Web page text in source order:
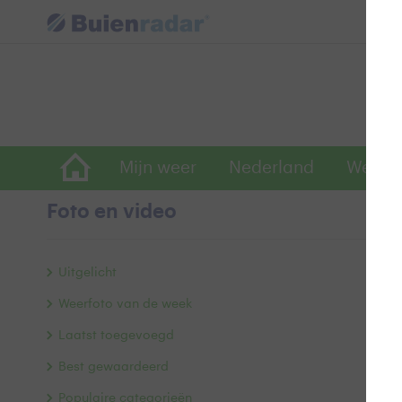
Mijn weer Nederland
Foto en video
Uitgelicht
Weerfoto van de week
Laatst toegevoegd
Best gewaardeerd
Populaire categorieën